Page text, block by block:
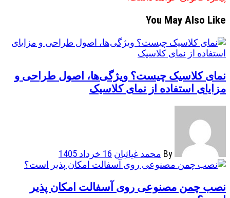
You May Also Like
نمای کلاسیک چیست؟ ویژگی‌ها، اصول طراحی و
مزایای استفاده از نمای کلاسیک
محمد غیاثیان 16 خرداد 1405
نصب چمن مصنوعی روی آسفالت امکان پذیر